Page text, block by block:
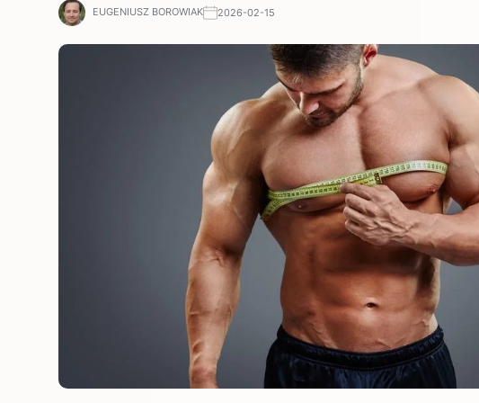
EUGENIUSZ BOROWIAK 2026-02-15